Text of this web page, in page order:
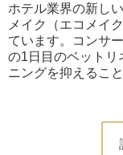
ホテル業界の新し
メイク（エコメイ
ています。コンサ
の1日目のベットリ
ニングを抑えるこ